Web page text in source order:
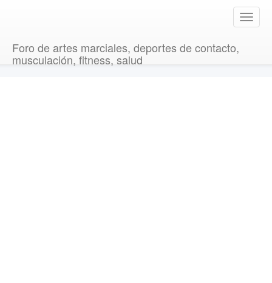
T
o
Foro de artes marciales, deportes de contacto,
musculación, fitness, salud